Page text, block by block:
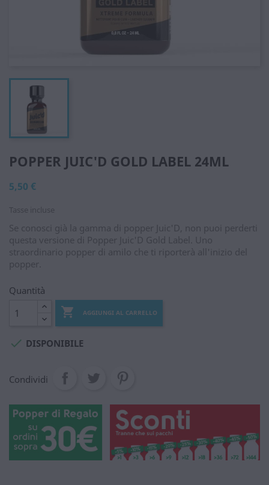
POPPER JUIC'D GOLD LABEL 24ML
5,50 €
Tasse incluse
Se conosci già la gamma di popper Juic'D, non puoi perderti
questa versione di Popper Juic'D Gold Label. Uno
straordinario popper di amilo che ti riporterà all'inizio del
popper.
Quantità
 AGGIUNGI AL CARRELLO
 DISPONIBILE
Condividi